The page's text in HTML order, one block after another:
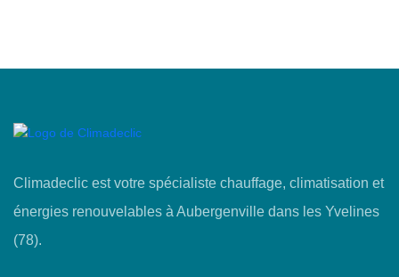
Climadeclic est votre spécialiste chauffage, climatisation et
énergies renouvelables à Aubergenville dans les Yvelines
(78).